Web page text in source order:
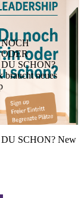
SCHON?
braucht neues
SCHON? New